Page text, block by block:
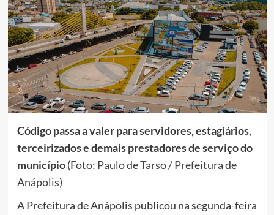
Código passa a valer para servidores, estagiários,
terceirizados e demais prestadores de serviço do
município (Foto: Paulo de Tarso / Prefeitura de
Anápolis)
A Prefeitura de Anápolis publicou na segunda-feira